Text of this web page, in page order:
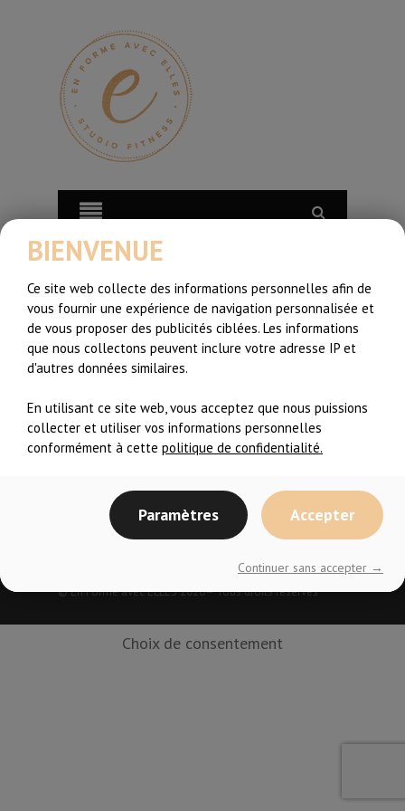
© En Forme avec ELLES2026– Tous droits réservés
Choix de consentement
BIENVENUE
Ce site web collecte des informations personnelles afin de
vous fournir une expérience de navigation personnalisée et
de vous proposer des publicités ciblées. Les informations
que nous collectons peuvent inclure votre adresse IP et
d'autres données similaires.
En utilisant ce site web, vous acceptez que nous puissions
collecter et utiliser vos informations personnelles
conformément à cette politique de confidentialité.
Paramètres Accepter
Continuer sans accepter →